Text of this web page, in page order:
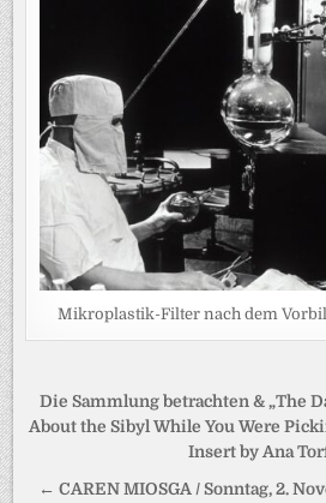
Mikroplastik-Filter nach dem
Beitragsnavigation
Die Sammlung betrachten & „The
About the Sibyl While You Were
Insert by Ana
← CAREN MIOSGA / Sonntag, 2.